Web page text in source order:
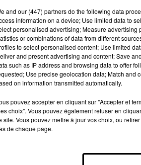
and our (447) partnersdo the following data
information on a device; Use limited data to
personalised advertising; Measure
or combinations of data from different
to select personalised content; Use limited
and present advertising and content; Save
such as IP address and browsing data to offer
Use precise geolocation data; Match and
on information transmitted automatically.
pouvez accepter en cliquant sur "Accepter et
choix". Vous pouvez également refuser en
site. Vous pouvez mettre à jour vos choix, ou
de chaque page.